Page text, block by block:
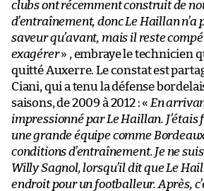
clubs ont récemment construit de
d’entraînement, donc Le Haillan n’a
saveur qu’avant, mais il reste
exagérer» , embraye le technicien
quitté Auxerre. Le constat est
Ciani, qui a tenu la défense
saisons, de 2009 à 2012 : « En
impressionné par Le Haillan. J’étais
une grande équipe comme
conditions d’entraînement. Je ne
Willy Sagnol, lorsqu’il dit que Le
endroit pour un footballeur. Après,